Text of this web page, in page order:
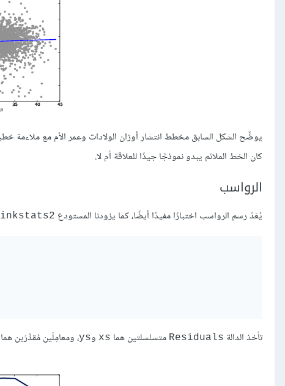
يوضِّح الشكل السابق مخطط انتشار أوزان الولادات وعمر الأم مع ملاءمة
كان الخط الملائم يبدو نموذجًا جيدًا للعلاقة أم لا.
الرواسب
يُعَدّ رسم الرواسب اختبارًا مفيدًا أيضًا، كما يزودنا المستودع
تأخذ الدالة Residuals متسلسلتين هما xs وys، ومعامِلَين مُقدِّرَين هما